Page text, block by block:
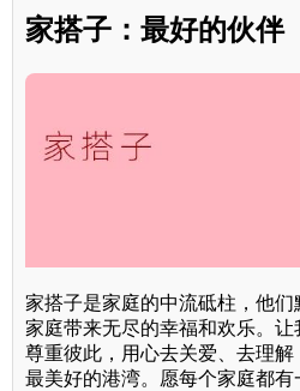
家搭子：最好的伙伴
家搭子是家庭的中流砥柱，他
家庭带来无尽的幸福和欢乐。让
尊重彼此，用心去关爱、去理
最美好的港湾。愿每个家庭都